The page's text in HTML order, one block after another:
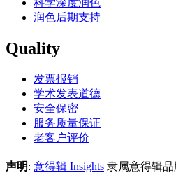
科学深度润色
润色后期支持
Quality
发票报销
学术发表道德
安全保密
服务质量保证
老客户评价
声明: 意得辑 Insights 隶属意得辑